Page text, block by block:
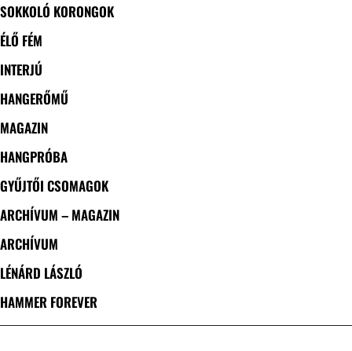
SOKKOLÓ KORONGOK
ÉLŐ FÉM
INTERJÚ
HANGERŐMŰ
MAGAZIN
HANGPRÓBA
GYŰJTŐI CSOMAGOK
ARCHÍVUM – MAGAZIN
ARCHÍVUM
LÉNÁRD LÁSZLÓ
HAMMER FOREVER